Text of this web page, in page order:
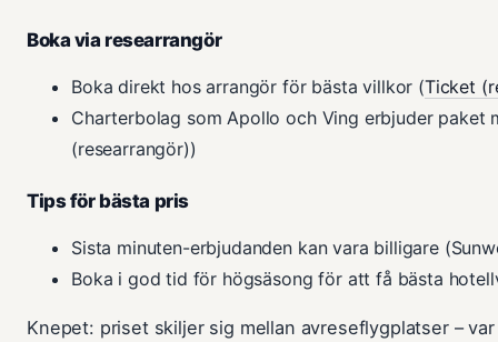
Boka via researrangör
Boka direkt hos arrangör för bästa villkor (Ticket
Charterbolag som Apollo och Ving erbjuder paket
(researrangör))
Tips för bästa pris
Sista minuten-erbjudanden kan vara billigare
Boka i god tid för högsäsong för att få bästa
Knepet: priset skiljer sig mellan avreseflygplatser –